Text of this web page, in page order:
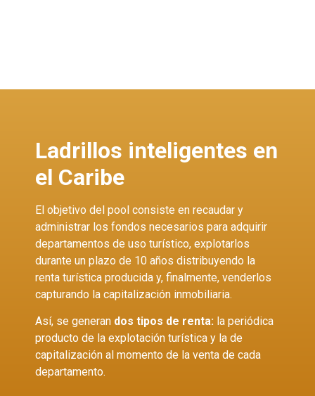
Ladrillos inteligentes en
el Caribe
El objetivo del pool consiste en recaudar y
administrar los fondos necesarios para adquirir
departamentos de uso turístico, explotarlos
durante un plazo de 10 años distribuyendo la
renta turística producida y, finalmente, venderlos
capturando la capitalización inmobiliaria.
Así, se generan dos tipos de renta: la periódica
producto de la explotación turística y la de
capitalización al momento de la venta de cada
departamento.